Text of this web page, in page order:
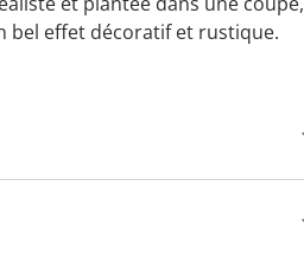
effet décoratif et rustique.